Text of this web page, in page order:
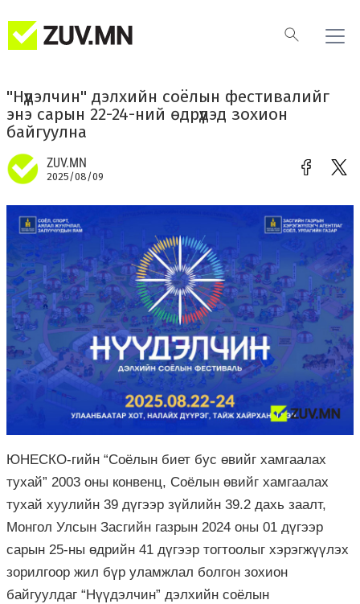
"Нүүдэлчин" дэлхийн соёлын фестивалийг
энэ сарын 22-24-ний өдрүүдэд зохион
байгуулна
ZUV.MN
2025/08/09
ЮНЕСКО-гийн “Соёлын биет бус өвийг хамгаалах
тухай” 2003 оны конвенц, Соёлын өвийг хамгаалах
тухай хуулийн 39 дүгээр зүйлийн 39.2 дахь заалт,
Монгол Улсын Засгийн газрын 2024 оны 01 дүгээр
сарын 25-ны өдрийн 41 дүгээр тогтоолыг хэрэгжүүлэх
зорилгоор жил бүр уламжлал болгон зохион
байгуулдаг “Нүүдэлчин” дэлхийн соёлын